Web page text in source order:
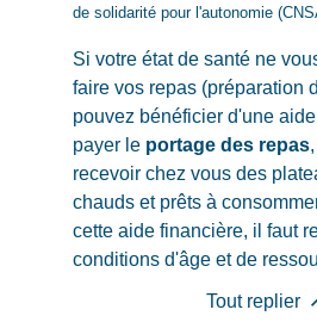
de solidarité pour l'autonomie
Si votre état de santé ne
faire vos repas (préparation
pouvez bénéficier d'une
payer le portage des repas
recevoir chez vous des
chauds et prêts à
cette aide financière, il faut
conditions d'âge et de
Tout replier